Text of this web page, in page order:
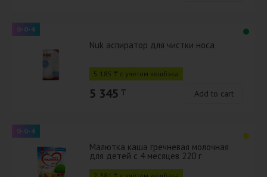
0-0-4
Nuk аспиратор для чистки носа
5 185 ₸ с учётом кешбэка
5 345 ₸ Add to cart
0-0-4
Малютка каша гречневая молочная
для детей с 4 месяцев 220 г